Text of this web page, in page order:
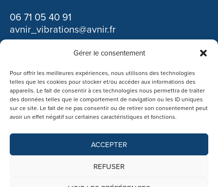
Gérer le consentement
Pour offrir les meilleures expériences, nous utilisons des technologies
telles que les cookies pour stocker et/ou accéder aux informations des
appareils. Le fait de consentir à ces technologies nous permettra de traiter
des données telles que le comportement de navigation ou les ID uniques
sur ce site. Le fait de ne pas consentir ou de retirer son consentement peut
avoir un effet négatif sur certaines caractéristiques et fonctions.
ACCEPTER
REFUSER
06 71 05 40 91
avnir_vibrations@avnir.fr